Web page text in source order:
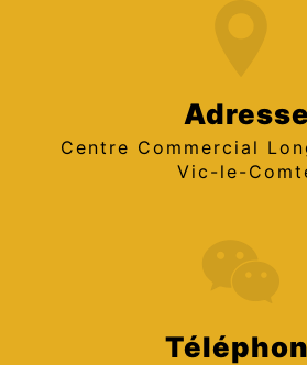
Adresse
Centre Commercial Longues, 63270
Vic-le-